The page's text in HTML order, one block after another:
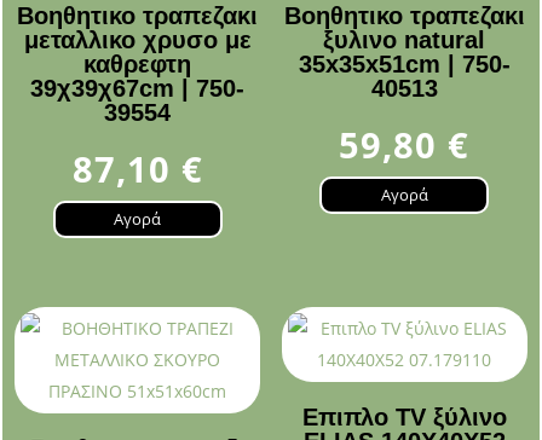
Βοηθητικο τραπεζακι
μεταλλικο χρυσο με
καθρεφτη
39χ39χ67cm | 750-
39554
87,10 €
Αγορά
Βοηθητικο τραπεζακι
ξυλινο natural
35x35x51cm | 750-
40513
59,80 €
Αγορά
Επιπλο TV ξύλινο